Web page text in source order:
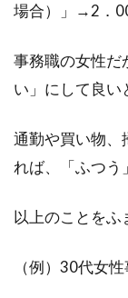
場合）」→2．
事務職の女性だ
い」にして良い
通勤や買い物、
れば、「ふつう
以上のことをふ
（例）30代女